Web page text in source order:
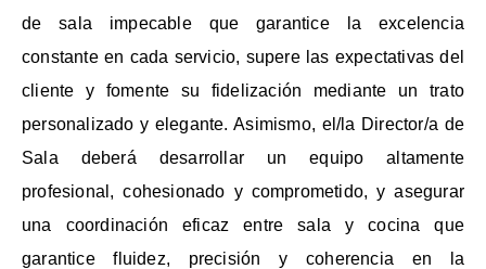
de sala impecable que garantice la excelencia
constante en cada servicio, supere las expectativas del
cliente y fomente su fidelización mediante un trato
personalizado y elegante. Asimismo, el/la Director/a de
Sala deberá desarrollar un equipo altamente
profesional, cohesionado y comprometido, y asegurar
una coordinación eficaz entre sala y cocina que
garantice fluidez, precisión y coherencia en la